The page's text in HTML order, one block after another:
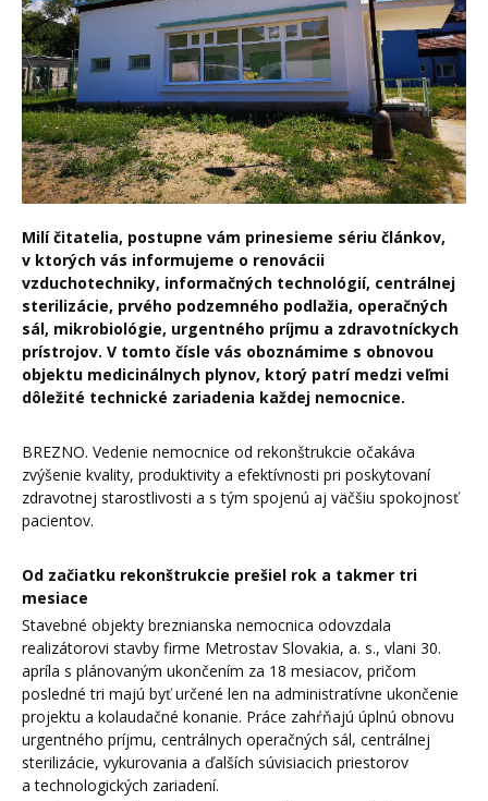
Milí čitatelia, postupne vám prinesieme sériu článkov,
v ktorých vás informujeme o renovácii
vzduchotechniky, informačných technológií, centrálnej
sterilizácie, prvého podzemného podlažia, operačných
sál, mikrobiológie, urgentného príjmu a zdravotníckych
prístrojov. V tomto čísle vás oboznámime s obnovou
objektu medicinálnych plynov, ktorý patrí medzi veľmi
dôležité technické zariadenia každej nemocnice.
BREZNO. Vedenie nemocnice od rekonštrukcie očakáva
zvýšenie kvality, produktivity a efektívnosti pri poskytovaní
zdravotnej starostlivosti a s tým spojenú aj väčšiu spokojnosť
pacientov.
Od začiatku rekonštrukcie prešiel rok a takmer tri
mesiace
Stavebné objekty breznianska nemocnica odovzdala
realizátorovi stavby firme Metrostav Slovakia, a. s., vlani 30.
apríla s plánovaným ukončením za 18 mesiacov, pričom
posledné tri majú byť určené len na administratívne ukončenie
projektu a kolaudačné konanie. Práce zahŕňajú úplnú obnovu
urgentného príjmu, centrálnych operačných sál, centrálnej
sterilizácie, vykurovania a ďalších súvisiacich priestorov
a technologických zariadení.